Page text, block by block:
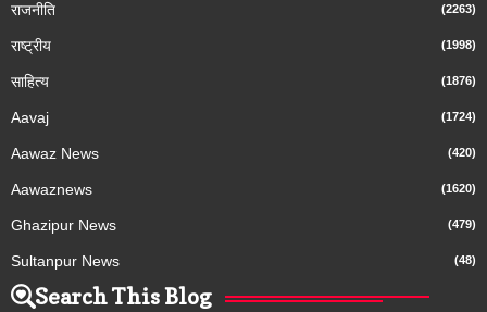
राजनीति (2263)
राष्ट्रीय (1998)
साहित्य (1876)
Aavaj (1724)
Aawaz News (420)
Aawaznews (1620)
Ghazipur News (479)
Sultanpur News (48)
Search This Blog